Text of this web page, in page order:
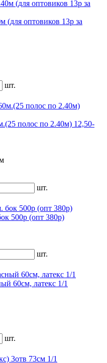
(для оптовиков 13р за
шт.
полос по 2.40м) 12,50-
шт.
500р (опт 380р)
шт.
60см, латекс 1/1
шт.